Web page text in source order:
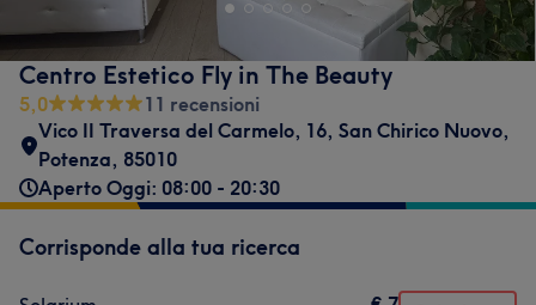
Centro Estetico Fly in The Beauty
5,0
11 recensioni
Vico II Traversa del Carmelo, 16, San Chirico Nuovo,
Potenza, 85010
Aperto Oggi: 08:00 - 20:30
Corrisponde alla tua ricerca